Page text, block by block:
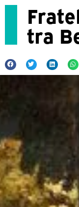
tra